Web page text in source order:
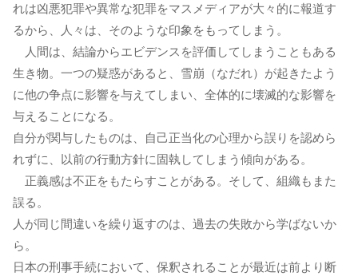
れは凶悪犯罪や異常な犯罪をマスメディアが大々的に報道す
るから、人々は、そのような印象をもってしまう。
人間は、結論からエビデンスを評価してしまうこともある
生き物。一つの疑惑があると、雪崩（なだれ）が起きたよう
に他の争点に影響を与えてしまい、全体的に壊滅的な影響を
与えることになる。
自分が関与したものは、自己正当化の心理から誤りを認めら
れずに、以前の行動方針に固執してしまう傾向がある。
正義感は不正をもたらすことがある。そして、組織もまた
誤る。
人が同じ間違いを繰り返すのは、過去の失敗から学ばないか
ら。
日本の刑事手続において、保釈されることが最近は前より断